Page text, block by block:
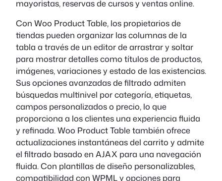
mayoristas, reservas de cursos y ventas online.
Con Woo Product Table, los propietarios de
tiendas pueden organizar las columnas de la
tabla a través de un editor de arrastrar y soltar
para mostrar detalles como títulos de productos,
imágenes, variaciones y estado de las existencias.
Sus opciones avanzadas de filtrado admiten
búsquedas multinivel por categoría, etiquetas,
campos personalizados o precio, lo que
proporciona a los clientes una experiencia fluida
y refinada. Woo Product Table también ofrece
actualizaciones instantáneas del carrito y admite
el filtrado basado en AJAX para una navegación
fluida. Con plantillas de diseño personalizables,
compatibilidad con WPML y opciones para